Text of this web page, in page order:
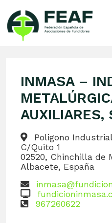
content
Asociaciones
Fundidores
INMASA –
AUXILIARES,
Poligono
C/Quito 1
02520, Chinchilla de
Albacete, España
967260622